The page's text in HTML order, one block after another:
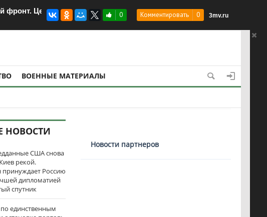
Цена – 3000 морпехов. Ключ к Победе на СВО –
0 Комментировать 0 3mv.ru